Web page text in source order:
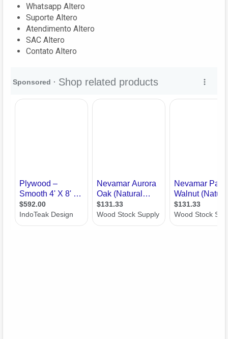
Whatsapp Altero
Suporte Altero
Atendimento Altero
SAC Altero
Contato Altero